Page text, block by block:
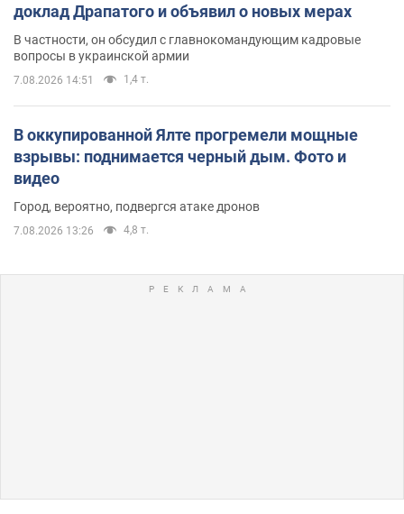
доклад Драпатого и объявил о новых мерах
В частности, он обсудил с главнокомандующим кадровые
вопросы в украинской армии
7.08.2026 14:51 1,4 т.
В оккупированной Ялте прогремели мощные
взрывы: поднимается черный дым. Фото и
видео
Город, вероятно, подвергся атаке дронов
7.08.2026 13:26 4,8 т.